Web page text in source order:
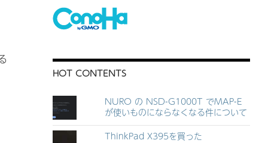
HOT CONTENTS
NURO の NSD-G1000T でMAP-E
が使いものにならなくなる件について
ThinkPad X395を買った